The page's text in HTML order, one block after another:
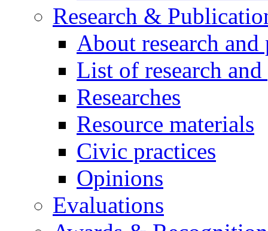
Research &
About research
List of research
Researches
Resource materials
Civic practices
Opinions
Evaluations